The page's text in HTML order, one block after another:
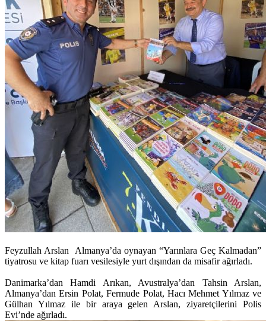
Feyzullah Arslan Almanya’da oynayan “Yarınlara Geç Kalmadan”
tiyatrosu ve kitap fuarı vesilesiyle yurt dışından da misafir ağırladı.
Danimarka’dan Hamdi Arıkan, Avustralya’dan Tahsin Arslan,
Almanya’dan Ersin Polat, Fermude Polat, Hacı Mehmet Yılmaz ve
Gülhan Yılmaz ile bir araya gelen Arslan, ziyaretçilerini Polis
Evi’nde ağırladı.